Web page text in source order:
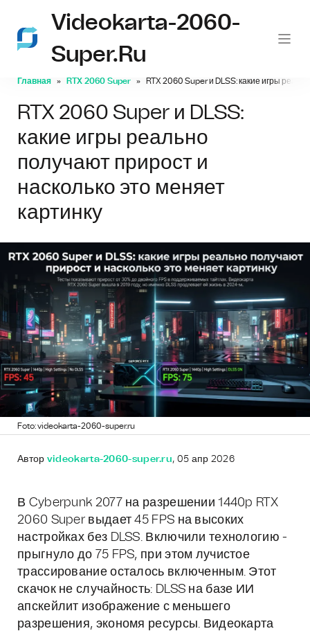
Videokarta-2060-
Super.ru
Главная RTX 2060 Super RTX 2060 Super и DLSS: какие игры
RTX 2060 Super и DLSS:
какие игры реально
получают прирост и
насколько это меняет
картинку
Foto: videokarta-2060-super.ru
Автор videokarta-2060-super.ru, 05 апр 2026
В Cyberpunk 2077 на разрешении 1440p RTX
2060 Super выдает 45 FPS на высоких
настройках без DLSS. Включили технологию -
прыгнуло до 75 FPS, при этом лучистое
трассирование осталось включенным. Этот
скачок не случайность: DLSS на базе ИИ
апскейлит изображение с меньшего
разрешения, экономя ресурсы. Видеокарта